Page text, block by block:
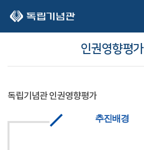
인권영향평가
독립기념관 인권영향평가
추진배경